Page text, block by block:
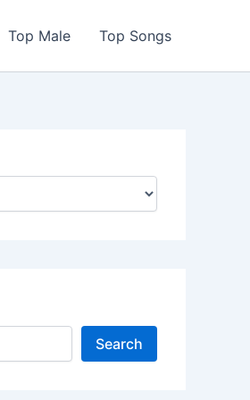
Top Male Top Songs
Search